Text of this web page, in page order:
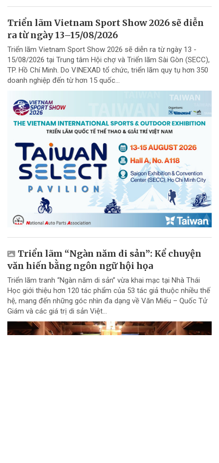
Triển lãm Vietnam Sport Show 2026 sẽ diễn
ra từ ngày 13–15/08/2026
Triển lãm Vietnam Sport Show 2026 sẽ diễn ra từ ngày 13 -
15/08/2026 tại Trung tâm Hội chợ và Triển lãm Sài Gòn (SECC),
TP. Hồ Chí Minh. Do VINEXAD tổ chức, triển lãm quy tụ hơn 350
doanh nghiệp đến từ hơn 15 quốc...
Triển lãm “Ngàn năm di sản”: Kể chuyện
văn hiến bằng ngôn ngữ hội họa
Triển lãm tranh “Ngàn năm di sản” vừa khai mạc tại Nhà Thái
Học giới thiệu hơn 120 tác phẩm của 53 tác giả thuộc nhiều thế
hệ, mang đến những góc nhìn đa dạng về Văn Miếu – Quốc Tử
Giám và các giá trị di sản Việt...